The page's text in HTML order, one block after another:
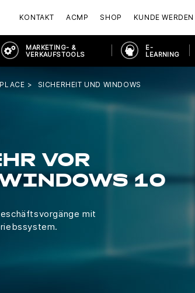
KONTAKT ACMP SHOP KUNDE WERDEN
MARKETING- &
VERKAUFSTOOLS
E-
LEARNING
SICHERHEIT UND WINDOWS
VOR
10
mit